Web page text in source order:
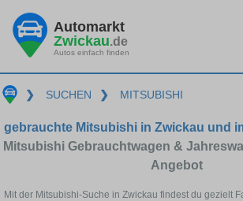
Automarkt
Zwickau.de
Autos einfach finden
❯ SUCHEN ❯ MITSUBISHI
gebrauchte Mitsubishi in Zwickau und
Mitsubishi Gebrauchtwagen &
Angebot
Mit der Mitsubishi-Suche in Zwickau findest du gezielt